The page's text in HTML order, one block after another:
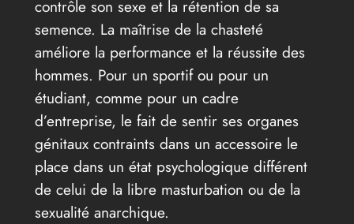
contrôle son sexe et la rétention de sa
semence. La maîtrise de la chasteté
améliore la performance et la réussite des
hommes. Pour un sportif ou pour un
étudiant, comme pour un cadre
d’entreprise, le fait de sentir ses organes
génitaux contraints dans un accessoire le
place dans un état psychologique différent
de celui de la libre masturbation ou de la
sexualité anarchique.